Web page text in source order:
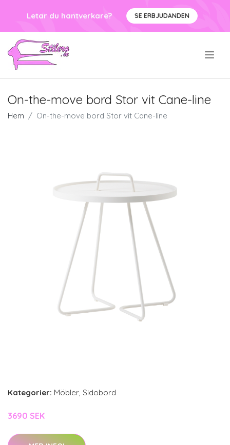
Letar du hantverkare? SE ERBJUDANDEN
On-the-move bord Stor vit Cane-line
Hem On-the-move bord Stor vit Cane-line
Kategorier: Möbler, Sidobord
3690 SEK